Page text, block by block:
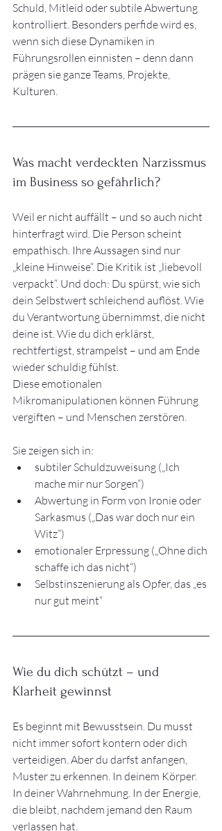
Schuld, Mitleid oder subtile Abwertung
kontrolliert. Besonders perfide wird es,
wenn sich diese Dynamiken in
Führungsrollen einnisten – denn dann
prägen sie ganze Teams, Projekte,
Kulturen.
Was macht verdeckten Narzissmus
im Business so gefährlich?
Weil er nicht auffällt – und so auch nicht
hinterfragt wird. Die Person scheint
empathisch. Ihre Aussagen sind nur
„kleine Hinweise“. Die Kritik ist „liebevoll
verpackt“. Und doch: Du spürst, wie sich
dein Selbstwert schleichend auflöst. Wie
du Verantwortung übernimmst, die nicht
deine ist. Wie du dich erklärst,
rechtfertigst, strampelst – und am Ende
wieder schuldig fühlst.
Diese emotionalen
Mikromanipulationen können Führung
vergiften – und Menschen zerstören.
Sie zeigen sich in:
subtiler Schuldzuweisung („Ich
mache mir nur Sorgen“)
Abwertung in Form von Ironie oder
Sarkasmus („Das war doch nur ein
Witz“)
emotionaler Erpressung („Ohne dich
schaffe ich das nicht“)
Selbstinszenierung als Opfer, das „es
nur gut meint“
Wie du dich schützt – und
Klarheit gewinnst
Es beginnt mit Bewusstsein. Du musst
nicht immer sofort kontern oder dich
verteidigen. Aber du darfst anfangen,
Muster zu erkennen. In deinem Körper.
In deiner Wahrnehmung. In der Energie,
die bleibt, nachdem jemand den Raum
verlassen hat.